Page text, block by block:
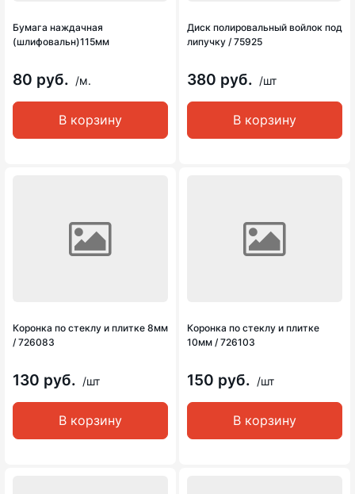
Бумага наждачная
(шлифовальн)115мм
80 руб. /м.
В корзину
Диск полировальный войлок под
липучку / 75925
380 руб. /шт
В корзину
Коронка по стеклу и плитке 8мм
/ 726083
130 руб. /шт
В корзину
Коронка по стеклу и плитке
10мм / 726103
150 руб. /шт
В корзину